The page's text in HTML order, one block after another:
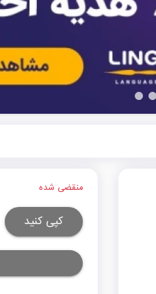
منقضی شده
کپی کنید